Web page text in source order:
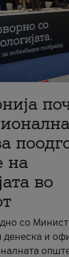
на
во
со
и